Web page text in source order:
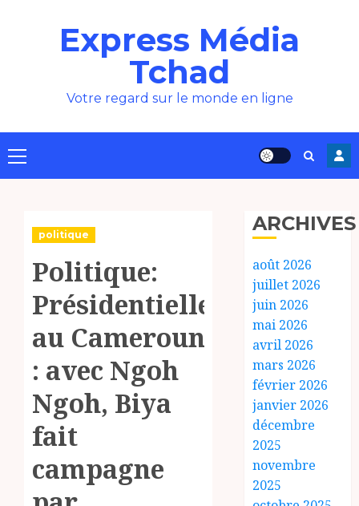
Express Média
Tchad
Votre regard sur le monde en ligne
Menu
principal
politique
Politique:
Présidentielle
au Cameroun
: avec Ngoh
Ngoh, Biya
fait
campagne
ARCHIVES
août 2026
juillet 2026
juin 2026
mai 2026
avril 2026
mars 2026
février 2026
janvier 2026
décembre
2025
novembre
2025